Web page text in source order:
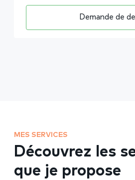
Demande de
MES SERVICES
Découvrez les
que je propose